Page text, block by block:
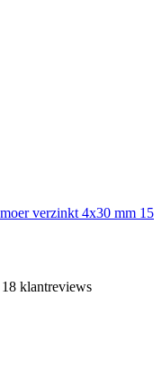
verzinkt 4x30 mm 15
klantreviews